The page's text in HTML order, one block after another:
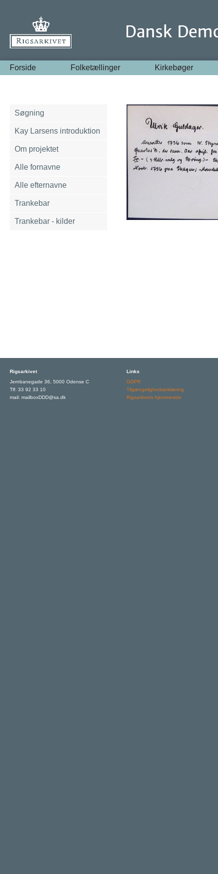
Forside Folketællinger Kirkebøger
Søgning
Kay Larsens introduktion
Om projektet
Alle fornavne
Alle efternavne
Trankebar
Trankebar - kilder
Rigsarkivet
Jernbanegade 36, 5000 Odense C
Tlf: 33 92 33 10
mail: mailboxDDD@sa.dk
Links
GDPR
Tilgængelighedserklæring
Rigsarkivets hjemmeside